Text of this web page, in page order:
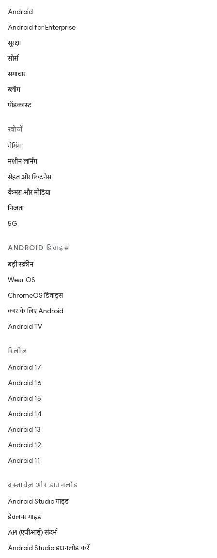
Android
Android for Enterprise
सुरक्षा
सोर्स
समाचार
ब्लॉग
पॉडकास्ट
खोजें
गेमिंग
मशीन लर्निंग
सेहत और फ़िटनेस
कैमरा और मीडिया
निजता
5G
ANDROID डिवाइस
बड़ी स्क्रीन
Wear OS
ChromeOS डिवाइस
कार के लिए Android
Android TV
रिलीज़
Android 17
Android 16
Android 15
Android 14
Android 13
Android 12
Android 11
दस्तावेज़ और डाउनलोड
Android Studio गाइड
डेवलपर गाइड
API (एपीआई) संदर्भ
Android Studio डाउनलोड करें